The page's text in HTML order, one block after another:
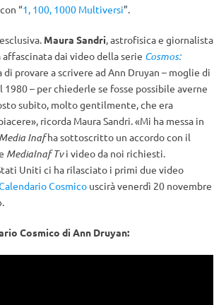
con “1, 100, 1000 Multiversi”.
Maura Sandri, astrofisica e giornalista
dai video della serie Cosmos:
provare a scrivere ad Ann Druyan – moglie di
– per chiederle se fosse possibile averne
subito, molto gentilmente, che era
ricorda Maura Sandri. «Mi ha messa in
Media Inafha sottoscritto un accordo con il
MediaInaf Tvi video da noi richiesti.
Uniti ci ha rilasciato i primi due video
Cosmicouscirà venerdì 20 novembre
Cosmico di Ann Druyan: